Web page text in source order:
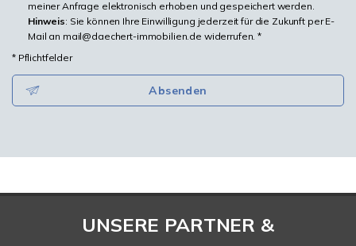
meiner Anfrage elektronisch erhoben und gespeichert werden.
Hinweis: Sie können Ihre Einwilligung jederzeit für die Zukunft per E-
Mail an mail@daechert-immobilien.de widerrufen. *
* Pflichtfelder
Absenden
UNSERE PARTNER &